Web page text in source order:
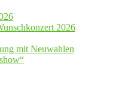
2026
mit Neuwahlen